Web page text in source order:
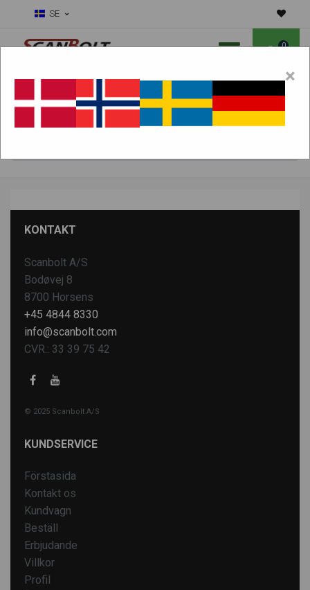
SE
0
KONTAKT
Scanbolt A/S
Bodøvej 8
8700 Horsens
+45 4844 8330
info@scanbolt.com
CVR.: 33 39 75 42
© 2025 Scanbolt A/S
KUNDSERVICE
Förstasida
Kontakt os
Kundvagn
Beställ
Erbjudande
Villkor
Profil
×